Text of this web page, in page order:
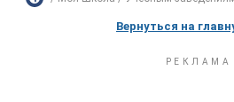
Вернуться на